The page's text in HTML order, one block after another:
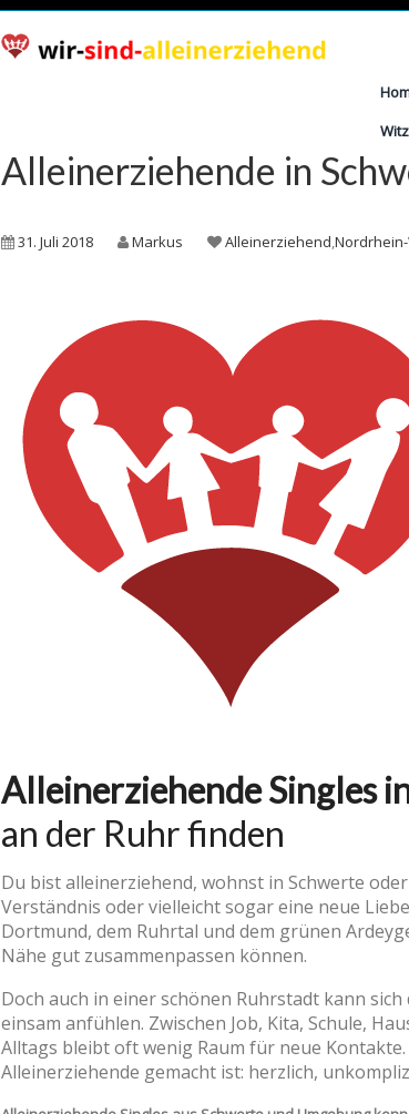
Alleinerziehende in
31. Juli 2018 Markus Alleinerziehend,
Alleinerziehende Singles
an der Ruhr finden
Du bist alleinerziehend, wohnst in Schwerte
Verständnis oder vielleicht sogar eine neue
Dortmund, dem Ruhrtal und dem grünen
Nähe gut zusammenpassen können.
Doch auch in einer schönen Ruhrstadt kann
einsam anfühlen. Zwischen Job, Kita, Schule,
Alltags bleibt oft wenig Raum für neue
Alleinerziehende gemacht ist: herzlich,